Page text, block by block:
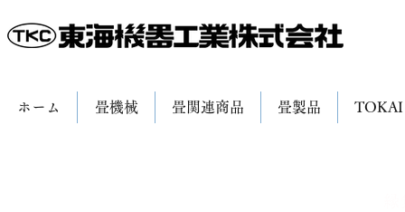
ホーム 畳機械 畳関連商品 畳製品 TOKAI